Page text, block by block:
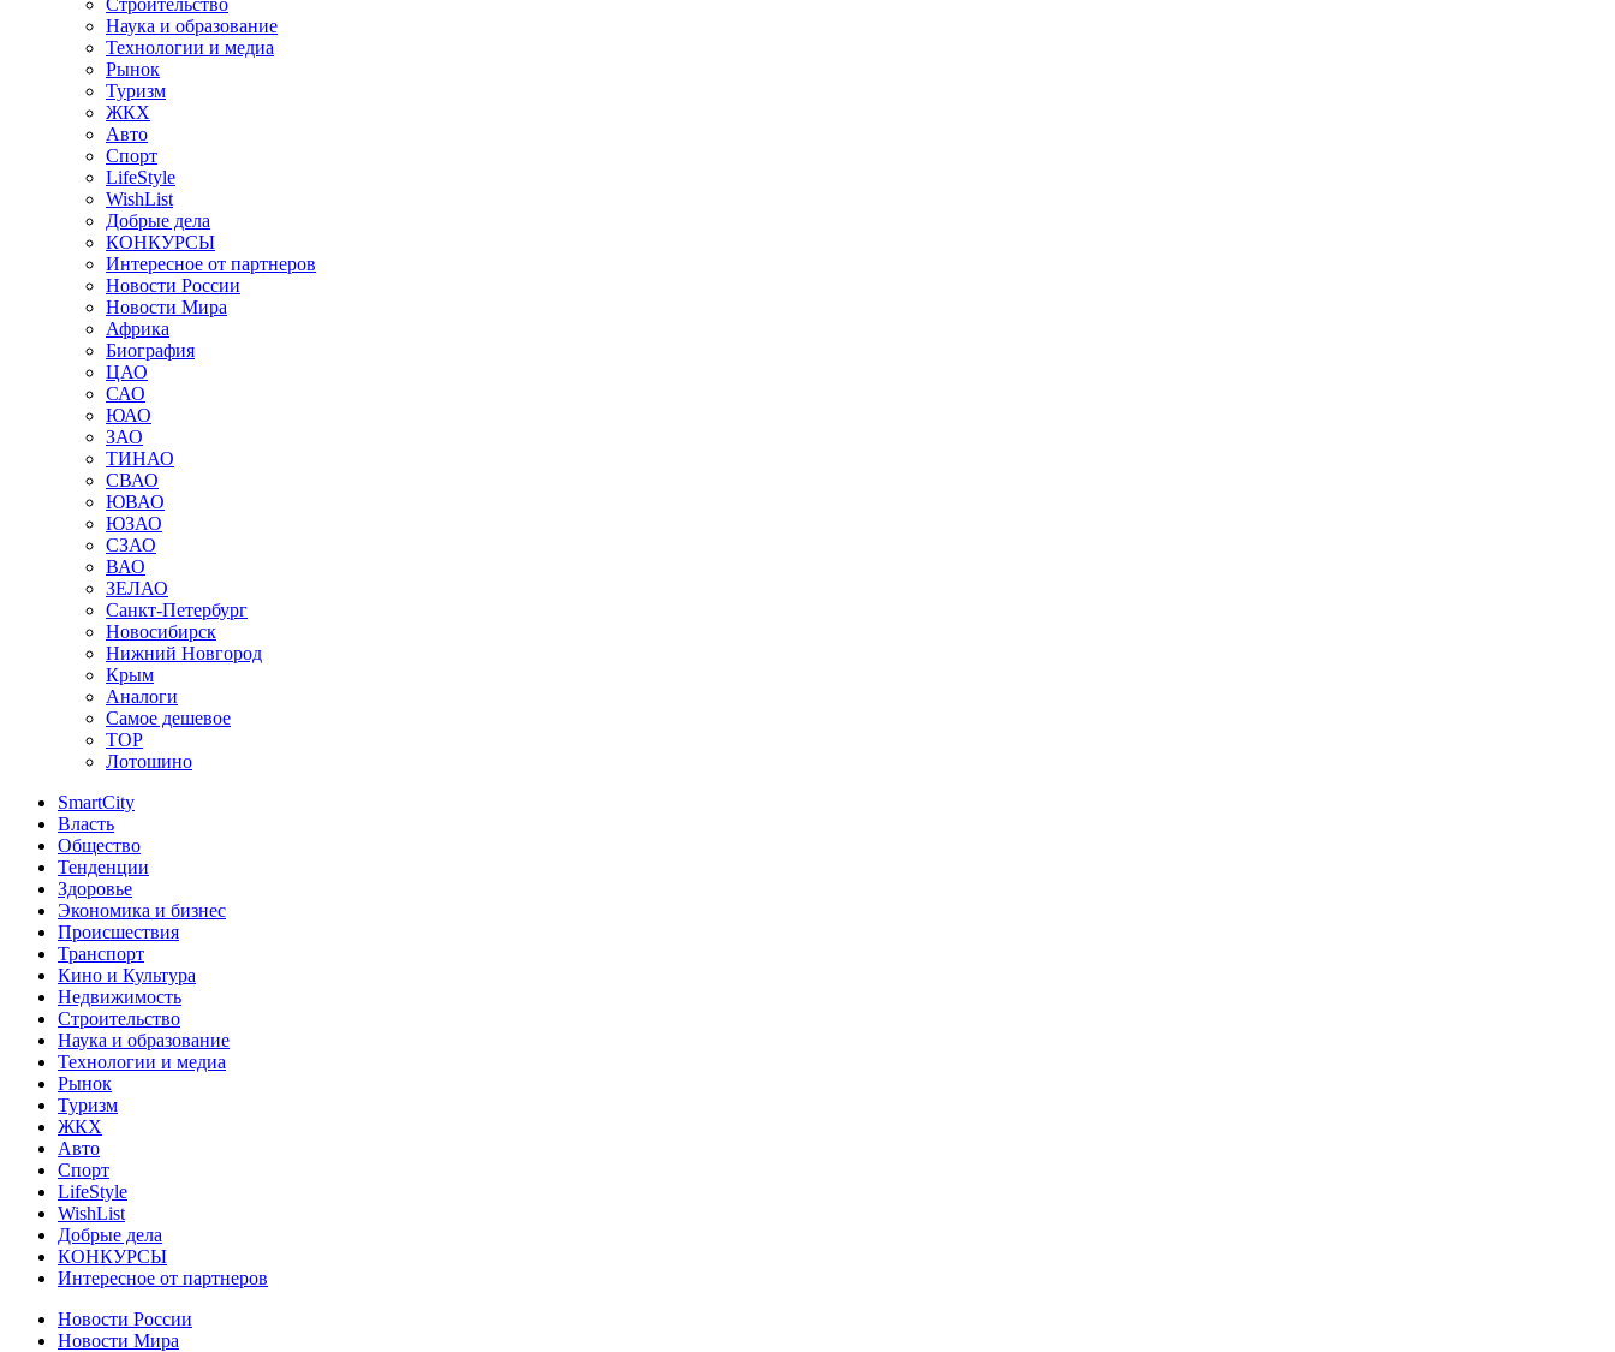
Строительство
Наука и образование
Технологии и медиа
Рынок
Туризм
ЖКХ
Авто
Спорт
LifeStyle
WishList
Добрые дела
КОНКУРСЫ
Интересное от партнеров
Новости России
Новости Мира
Африка
Биография
ЦАО
САО
ЮАО
ЗАО
ТИНАО
СВАО
ЮВАО
ЮЗАО
СЗАО
ВАО
ЗЕЛАО
Санкт-Петербург
Новосибирск
Нижний Новгород
Крым
Аналоги
Самое дешевое
TOP
Лотошино
SmartCity
Власть
Общество
Тенденции
Здоровье
Экономика и бизнес
Происшествия
Транспорт
Кино и Культура
Недвижимость
Строительство
Наука и образование
Технологии и медиа
Рынок
Туризм
ЖКХ
Авто
Спорт
LifeStyle
WishList
Добрые дела
КОНКУРСЫ
Интересное от партнеров
Новости России
Новости Мира